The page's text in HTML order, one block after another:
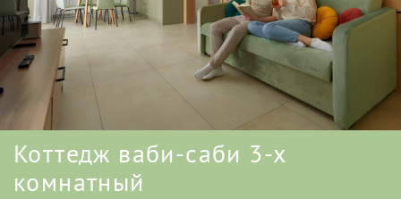
Коттедж ваби-саби 3-х
комнатный